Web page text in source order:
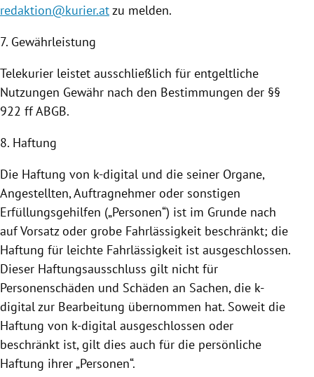
redaktion@kurier.atzu melden.
7. Gewährleistung
Telekurier leistet ausschließlich für entgeltliche
Nutzungen Gewähr nach den Bestimmungen der §§
922 ff ABGB.
8. Haftung
Die Haftung von k-digital und die seiner Organe,
Angestellten, Auftragnehmer oder sonstigen
Erfüllungsgehilfen („Personen“) ist im Grunde nach
auf Vorsatz oder grobe Fahrlässigkeit beschränkt; die
Haftung für leichte Fahrlässigkeit ist ausgeschlossen.
Dieser Haftungsausschluss gilt nicht für
Personenschäden und Schäden an Sachen, die k-
digital zur Bearbeitung übernommen hat. Soweit die
Haftung von k-digital ausgeschlossen oder
beschränkt ist, gilt dies auch für die persönliche
Haftung ihrer „Personen“.